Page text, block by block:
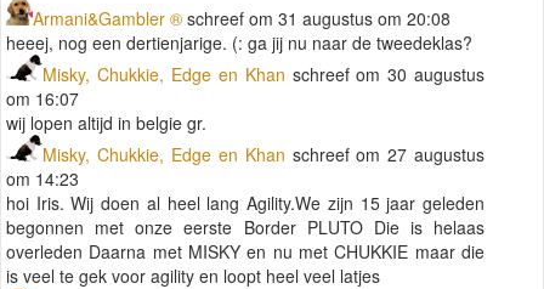
Armani&Gambler ® schreef om 31 augustus om 20:08
heeej, nog een dertienjarige. (: ga jij nu naar de tweedeklas?
Misky, Chukkie, Edge en Khan schreef om 30 augustus
om 16:07
wij lopen altijd in belgie gr.
Misky, Chukkie, Edge en Khan schreef om 27 augustus
om 14:23
hoi Iris. Wij doen al heel lang Agility.We zijn 15 jaar geleden
begonnen met onze eerste Border PLUTO Die is helaas
overleden Daarna met MISKY en nu met CHUKKIE maar die
is veel te gek voor agility en loopt heel veel latjes